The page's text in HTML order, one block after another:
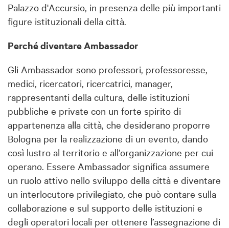
Palazzo d'Accursio, in presenza delle più importanti
figure istituzionali della città.
Perché diventare Ambassador
Gli Ambassador sono professori, professoresse,
medici, ricercatori, ricercatrici, manager,
rappresentanti della cultura, delle istituzioni
pubbliche e private con un forte spirito di
appartenenza alla città, che desiderano proporre
Bologna per la realizzazione di un evento, dando
così lustro al territorio e all’organizzazione per cui
operano. Essere Ambassador significa assumere
un ruolo attivo nello sviluppo della città e diventare
un interlocutore privilegiato, che può contare sulla
collaborazione e sul supporto delle istituzioni e
degli operatori locali per ottenere l’assegnazione di